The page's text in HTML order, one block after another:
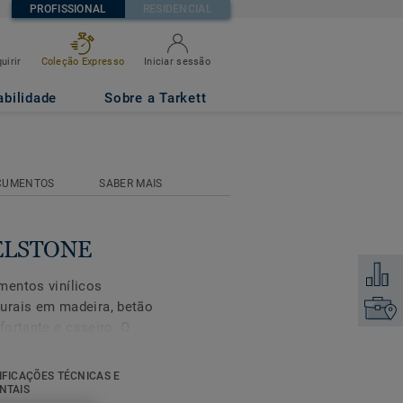
PROFISSIONAL RESIDENCIAL
Coleção Expresso Iniciar sessão
Sobre a Tarkett
SABER MAIS
vinílicos
em madeira, betão
ao deslizamento é
visual e o bem-
TÉCNICAS E